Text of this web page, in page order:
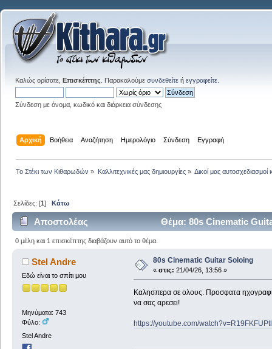
Καλώς ορίσατε, Επισκέπτης . Παρακαλούμε συνδεθείτε ή εγγραφείτε
Σύνδεση με όνομα, κωδικό και διάρκεια σύνδεσης
Αρχική Βοήθεια Αναζήτηση Ημερολόγιο Σύνδεση Εγγραφή
Το Στέκι των Κιθαρωδών » Καλλιτεχνικές μας δημιουργίες» Δικοί μας αυτοσχεδιασμοί
Σελίδες: [1]Κάτω
Αποστολέας Θέμα: 80s Cinematic
0 μέλη και 1 επισκέπτης διαβάζουν αυτό το θέμα.
Stel Andre
Εδώ είναι το σπίτι μου
Μηνύματα: 743
Φύλο:
Stel Andre
80s Cinematic Guitar Soloing
« στις: 21/04/26, 13:56 »
Καλησπερα σε ολους. Προσφατα
να σας αρεσει!
https://youtube.com/